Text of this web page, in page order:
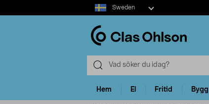
Select
market
Sweden
Hem El Fritid Bygg